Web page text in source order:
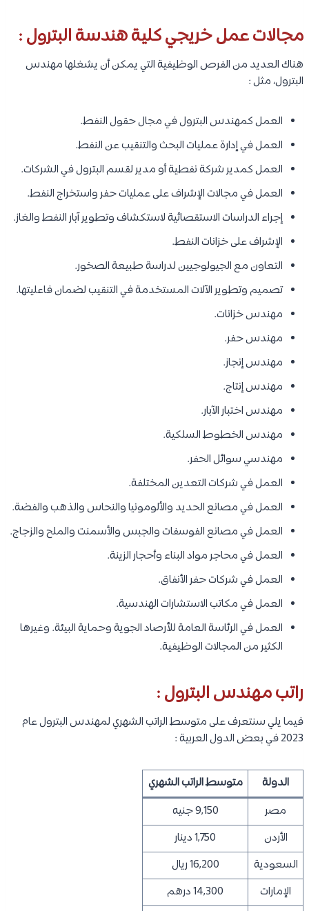
مجالات عمل خريجي كلية هندسة البترول :
هناك العديد من الفرص الوظيفية التي يمكن أن يشغلها مهندس
البترول، مثل :
العمل كمهندس البترول في مجال حقول النفط.
العمل في إدارة عمليات البحث والتنقيب عن النفط.
العمل كمدير شركة نفطية أو مدير لقسم البترول في الشركات.
العمل في مجالات الإشراف على عمليات حفر واستخراج النفط.
إجراء الدراسات الاستقصائية لاستكشاف وتطوير آبار النفط والغاز.
الإشراف على خزانات النفط.
التعاون مع الجيولوجيين لدراسة طبيعة الصخور.
تصميم وتطوير الآلات المستخدمة في التنقيب لضمان فاعليتها.
مهندس خزانات.
مهندس حفر.
مهندس إنجاز.
مهندس إنتاج.
مهندس اختبار الآبار.
مهندس الخطوط السلكية.
مهندسي سوائل الحفر.
العمل في شركات التعدين المختلفة.
العمل في مصانع الحديد والألومونيا والنحاس والذهب والفضة.
العمل في مصانع الفوسفات والجبس والأسمنت والملح والزجاج.
العمل في محاجر مواد البناء وأحجار الزينة.
العمل في شركات حفر الأنفاق.
العمل في مكاتب الاستشارات الهندسية.
العمل في الرئاسة العامة للأرصاد الجوية وحماية البيئة. وغيرها
الكثير من المجالات الوظيفية.
راتب مهندس البترول :
فيما يلي سنتعرف على متوسط الراتب الشهري لمهندس البترول عام
2023 في بعض الدول العربية :
الدولة
متوسط الراتب الشهري
مصر
9,150 جنيه
الأردن
1,750 دينار
السعودية
16,200 ريال
الإمارات
14,300 درهم